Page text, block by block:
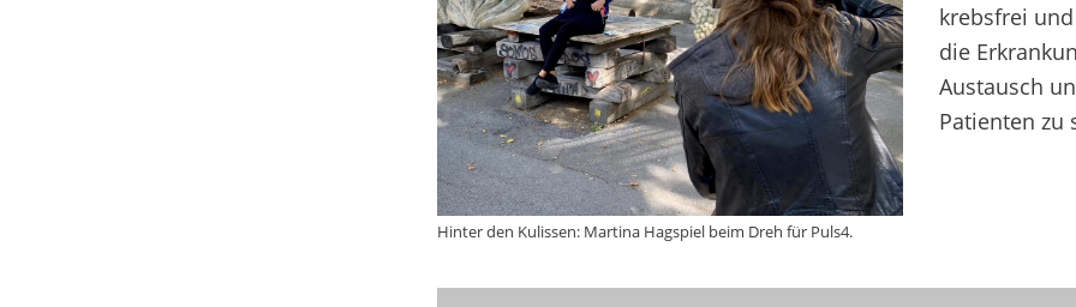
Hinter den Kulissen: Martina Hagspiel beim Dreh für Puls4.
krebsfrei
die
Austausch
Patienten zu